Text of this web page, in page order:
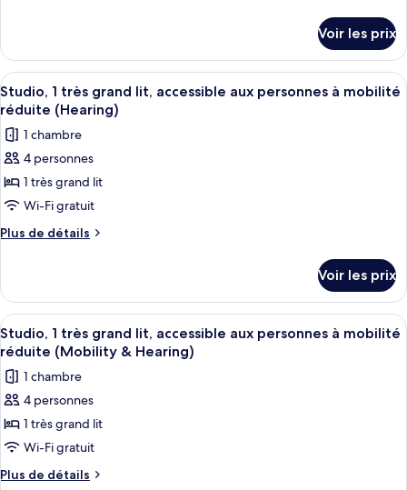
1
très
grand
lit,
accessible
aux
personnes
à
mobilité
réduite,
le
type
de
chambre
très
grand
lit,
accessible
personnes
baignoire
Voir les prix
Afficher
toutes
les
photos
pour
ce
type
de
1
très
grand
lit,
accessible
aux
personnes
à
mobilité
réduite
Une chambre d’hôtel avec un
8
Studio, 1 très grand lit, accessible aux personnes à mobilité
réduite (Hearing)
1 chambre
4 personnes
1 très grand lit
Wi-Fi gratuit
Plus de détails
Plus
le
type
de
chambre
très
grand
lit,
accessible
personnes
Voir les prix
Afficher
toutes
les
photos
pour
ce
type
de
Une chambre d’hôtel avec un
4
Studio, 1 très grand lit, accessible aux personnes à mobilité
réduite (Mobility & Hearing)
1 chambre
4 personnes
1 très grand lit
Wi-Fi gratuit
Plus de détails
Plus